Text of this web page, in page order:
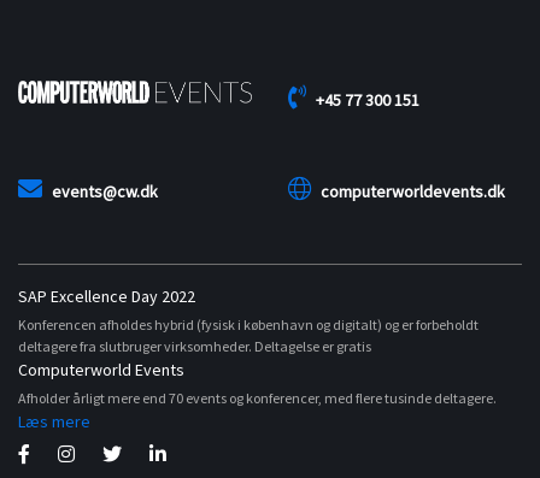
+45 77 300 151
events@cw.dk computerworldevents.dk
SAP Excellence Day 2022
Konferencen afholdes hybrid (fysisk i københavn og digitalt) og er forbeholdt
deltagere fra slutbruger virksomheder. Deltagelse er gratis
Computerworld Events
Afholder årligt mere end 70 events og konferencer, med flere tusinde deltagere.
Læs mere